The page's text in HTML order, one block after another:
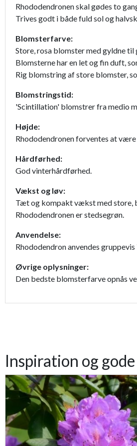
Rhododendronen skal gødes to
Trives godt i både fuld sol og
Blomsterfarve:
Store, rosa blomster med gyldne
Blomsterne har en let og fin duft,
Rig blomstring af store blomster,
Blomstringstid:
'Scintillation' blomstrer fra medio
Højde:
Rhododendronen forventes at
Hårdførhed:
God vinterhårdførhed.
Vækst og løv:
Tæt og kompakt vækst med store,
Rhododendronen er stedsegrøn.
Anvendelse:
Rhododendron anvendes
Øvrige oplysninger:
Den bedste blomsterfarve opnås
Inspiration og